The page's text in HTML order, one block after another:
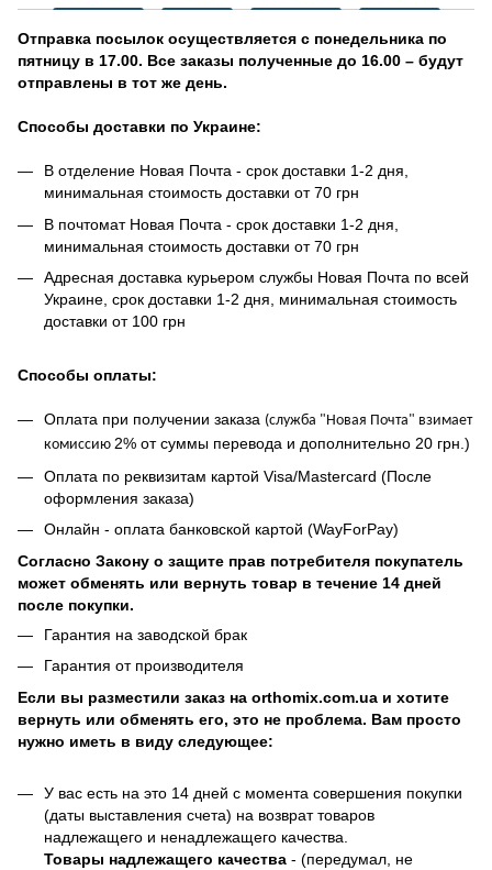
Отправка посылок осуществляется с понедельника по
пятницу в 17.00. Все заказы полученные до 16.00 – будут
отправлены в тот же день.
Способы доставки по Украине:
В отделение Новая Почта - срок доставки 1-2 дня,
минимальная стоимость доставки от 70 грн
В почтомат Новая Почта - срок доставки 1-2 дня,
минимальная стоимость доставки от 70 грн
Адресная доставка курьером службы Новая Почта по всей
Украине, срок доставки 1-2 дня, минимальная стоимость
доставки от 100 грн
Способы оплаты:
Оплата при получении заказа (служба "Новая Почта" взимает
комиссию 2% от суммы перевода и дополнительно 20 грн.)
Оплата по реквизитам картой Visa/Mastercard (После
оформления заказа)
Онлайн - оплата банковской картой (WayForPay)
Согласно Закону о защите прав потребителя покупатель
может обменять или вернуть товар в течение 14 дней
после покупки.
Гарантия на заводской брак
Гарантия от производителя
Если вы разместили заказ на orthomix.com.ua и хотите
вернуть или обменять его, это не проблема. Вам просто
нужно иметь в виду следующее:
У вас есть на это 14 дней с момента совершения покупки
(даты выставления счета) на возврат товаров
надлежащего и ненадлежащего качества.
Товары надлежащего качества - (передумал, не